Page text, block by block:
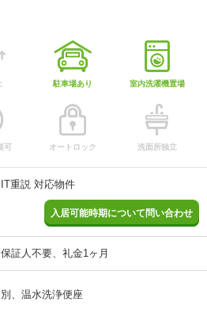
駐車場あり 室内洗濯機置場
可 オートロック 洗面所独立
重説 対応物件
入居可能時期について問い合わせ
証人不要、礼金1ヶ月
、温水洗浄便座